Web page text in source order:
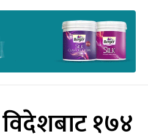
१७४